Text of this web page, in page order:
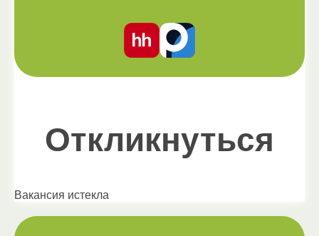
Откликнуться
Вакансия истекла